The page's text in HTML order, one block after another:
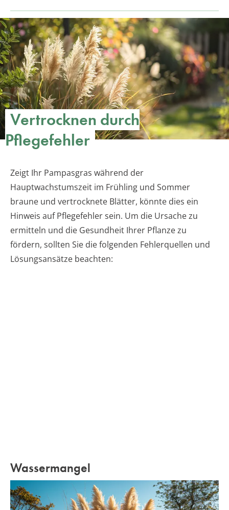
Vertrocknen durch
Pflegefehler
Zeigt Ihr Pampasgras während der
Hauptwachstumszeit im Frühling und Sommer
braune und vertrocknete Blätter, könnte dies ein
Hinweis auf Pflegefehler sein. Um die Ursache zu
ermitteln und die Gesundheit Ihrer Pflanze zu
fördern, sollten Sie die folgenden Fehlerquellen und
Lösungsansätze beachten:
Wassermangel